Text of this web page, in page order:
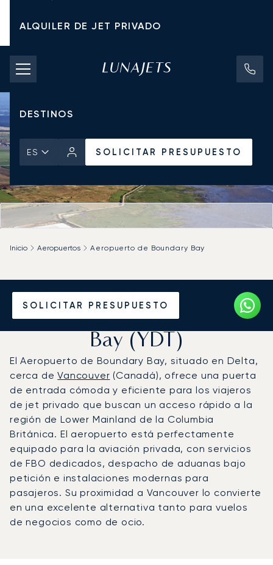
ALQUILER DE JET PRIVADO
TARIFAS DE CHÁRTER
JETS PRIVADOS
DESTINOS
ES SOLICITAR PRESUPUESTO
SOLICITAR PRESUPUESTO
Inicio Aeropuertos Aeropuerto de Boundary Bay
Vuele en Jet Privado al
Aeropuerto de Boundary
Bay (YDT)
El Aeropuerto de Boundary Bay, situado en Delta,
cerca deVancouver (Canadá), ofrece una puerta
de entrada cómoda y eficiente para los viajeros
de jet privado que buscan un acceso rápido a la
región de Lower Mainland de la Columbia
Británica. El aeropuerto está perfectamente
equipado para la aviación privada, con servicios
de FBO dedicados, despacho de aduanas bajo
petición e instalaciones modernas para
pasajeros. Su proximidad a Vancouver lo convierte
en una excelente alternativa tanto para vuelos
de negocios como de ocio.